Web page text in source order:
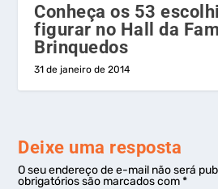
Conheça os 53
figurar no Hall da
Brinquedos
31 de janeiro de 2014
Deixe uma resposta
O seu endereço de e-mail não será
obrigatórios são marcados com*